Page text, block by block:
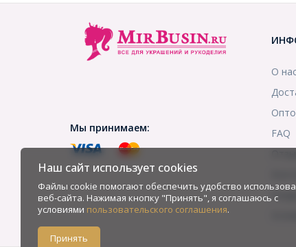
Мы принимаем:
О
FAQ
Скидки
Наш сайт использует cookies
Файлы cookie помогают обеспечить удобство
веб-сайта. Нажимая кнопку "Принять", я соглашаюсь с
условиями пользовательского соглашения.
Принять